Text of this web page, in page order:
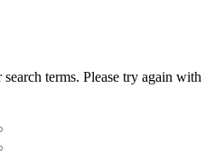
terms. Please try again with